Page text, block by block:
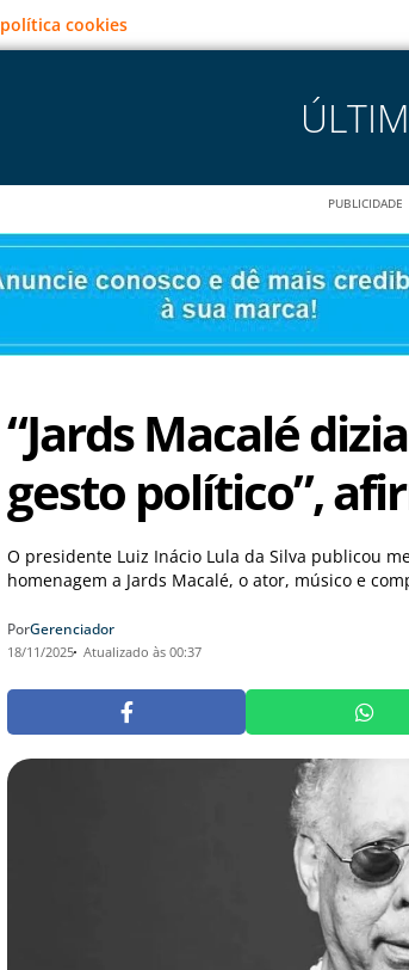
política cookies
PUBLICIDADE
“Jards Macalé
gesto político”,
O presidente Luiz Inácio Lula da Silva publicou
homenagem a Jards Macalé, o ator, músico e
PorGerenciador
18/11/2025 Atualizado às 00:37